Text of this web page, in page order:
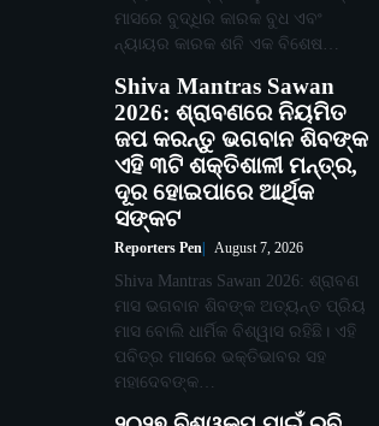
ମାସରେ ବୁଦ୍ଧିର କାରକ ବୁଧ ଏବଂ
ନ୍ୟାୟର କାରକ ଶନି ଏକ ବିଶେଷ…
Shiva Mantras Sawan
2026: ଶ୍ରାବଣରେ ନିୟମିତ
ଜପ କରନ୍ତୁ ଭଗବାନ ଶିବଙ୍କ
ଏହି ୩ଟି ଶକ୍ତିଶାଳୀ ମନ୍ତ୍ର,
ଦୂର ହୋଇପାରେ ଆର୍ଥିକ
ସଙ୍କଟ
Reporters Pen August 7, 2026
Shiva Mantras Sawan 2026: ଶ୍ରାବଣ
ମାସ ଭଗବାନ ଶିବଙ୍କ ଅତ୍ୟନ୍ତ ପ୍ରିୟ
ମାସ ବୋଲି ଧାର୍ମିକ ବିଶ୍ୱାସ ରହିଛି। ଏହି
ପବିତ୍ର ମାସରେ ଭକ୍ତିଭାବର ସହ
ମହାଦେବଙ୍କ…